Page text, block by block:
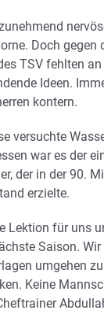
Doch gegen
TSV fehlten
Ideen.
kontern.
versuchte
war es der
der in der 90.
erzielte.
Lektion für uns
Saison.
umgehen
Keine